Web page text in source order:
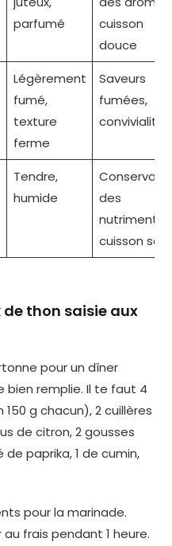
parfumé
cuisson
douce
Légèrement
fumé,
texture
ferme
Saveurs
fumées,
convivialité
Tendre,
humide
des
nutriments,
cuisson
de thon saisie aux
pour un dîner
bien remplie. Il te faut 4
g chacun), 2 cuillères
de citron, 2 gousses
de paprika, 1 de cumin,
pour la marinade.
frais pendant 1 heure.